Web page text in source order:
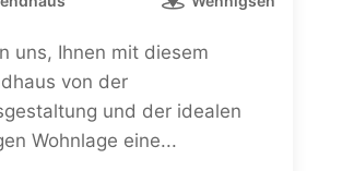
uns, Ihnen mit diesem
von der
und der idealen
Wohnlage eine...